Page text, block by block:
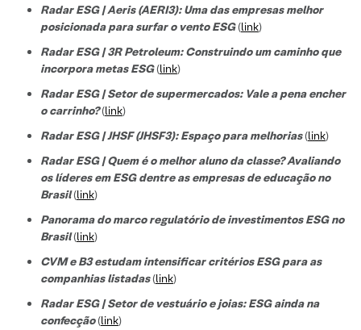
Radar ESG | Aeris (AERI3): Uma das empresas melhor
posicionada para surfar o vento ESG(link)
Radar ESG | 3R Petroleum: Construindo um caminho que
incorpora metas ESG(link)
Radar ESG | Setor de supermercados: Vale a pena encher
o carrinho?(link)
Radar ESG | JHSF (JHSF3): Espaço para melhorias(link)
Radar ESG | Quem é o melhor aluno da classe? Avaliando
os líderes em ESG dentre as empresas de educação no
Brasil(link)
Panorama do marco regulatório de investimentos ESG no
Brasil(link)
CVM e B3 estudam intensificar critérios ESG para as
companhias listadas(link)
Radar ESG | Setor de vestuário e joias: ESG ainda na
confecção(link)